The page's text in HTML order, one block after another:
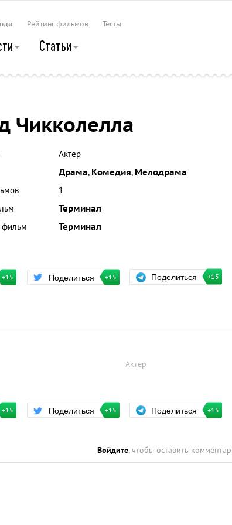
Рейтинг фильмов Тесты
Статьи
Чикколелла
Актер
Драма, Комедия, Мелодрама
1
Терминал
фильм
Терминал
+15 Поделиться +15 Поделиться +15
Актер
+15 Поделиться +15 Поделиться +15
Войдите, чтобы оставить